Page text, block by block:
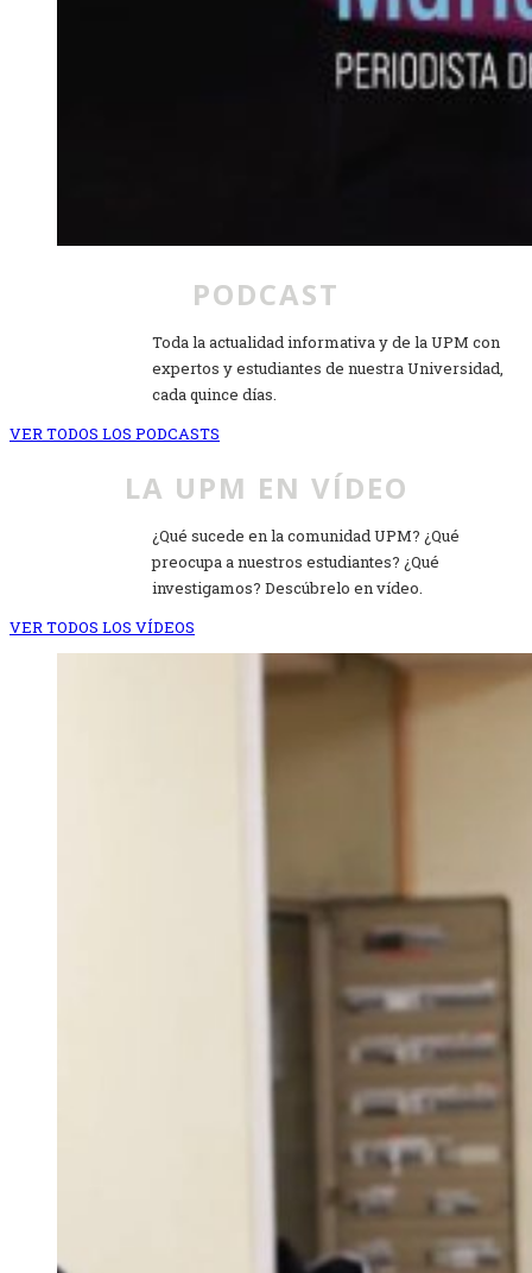
PODCAST
Toda la actualidad informativa y de la UPM con
expertos y estudiantes de nuestra Universidad,
cada quince días.
VER TODOS LOS PODCASTS
LA UPM EN VÍDEO
¿Qué sucede en la comunidad UPM? ¿Qué
preocupa a nuestros estudiantes? ¿Qué
investigamos? Descúbrelo en vídeo.
VER TODOS LOS VÍDEOS